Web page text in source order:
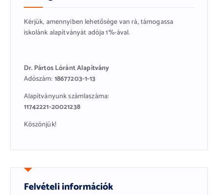
Kérjük, amennyiben lehetősége van rá, támogassa
iskolánk alapítványát adója 1%-ával.
Dr. Pártos Lóránt Alapítvány
Adószám: 18677203-1-13
Alapítványunk számlaszáma:
11742221-20021238
Köszönjük!
Felvételi információk